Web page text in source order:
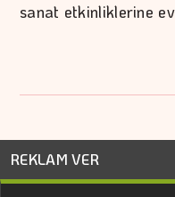
sanat etkinliklerine
REKLAM VER